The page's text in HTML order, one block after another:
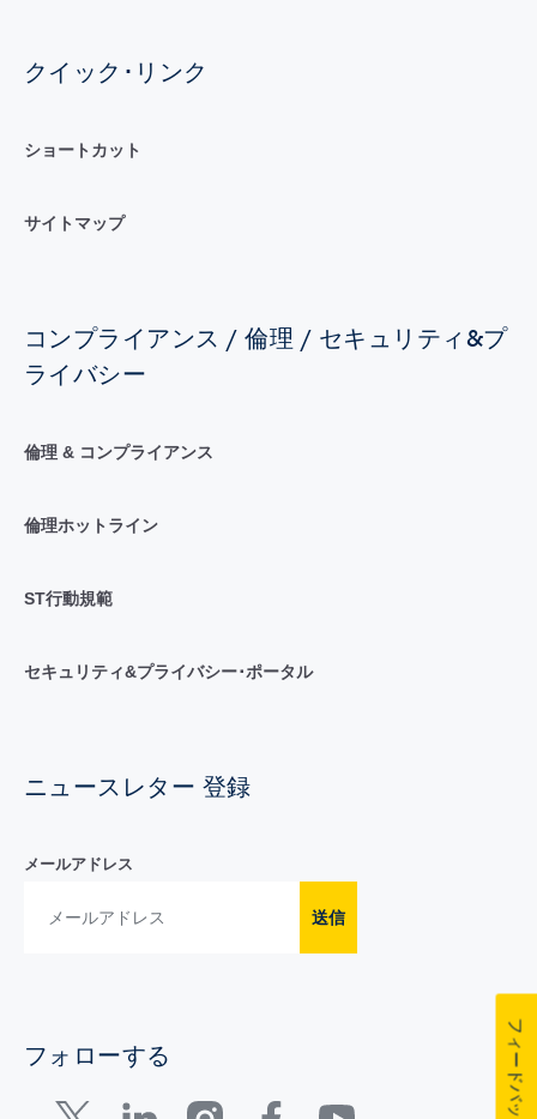
クイック･リンク
ショートカット
サイトマップ
コンプライアンス / 倫理 / セキュリティ&プ
ライバシー
倫理 & コンプライアンス
倫理ホットライン
ST行動規範
セキュリティ&プライバシー･ポータル
ニュースレター 登録
メールアドレス
送信
フォローする フィードバック